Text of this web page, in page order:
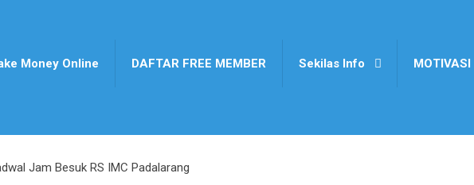
Money Online DAFTAR FREE MEMBER Sekilas Info MOTIVASI
Jam Besuk RS IMC Padalarang